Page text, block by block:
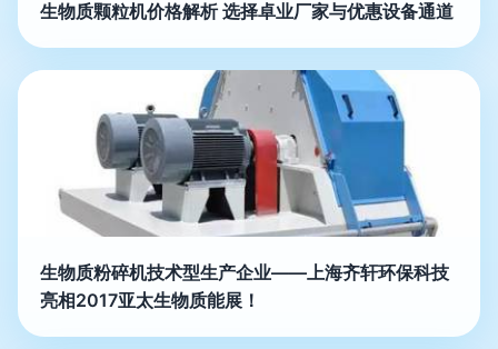
生物质颗粒机价格解析 选择卓业厂家与优惠设备通道
生物质粉碎机技术型生产企业——上海齐轩环保科技
亮相2017亚太生物质能展！